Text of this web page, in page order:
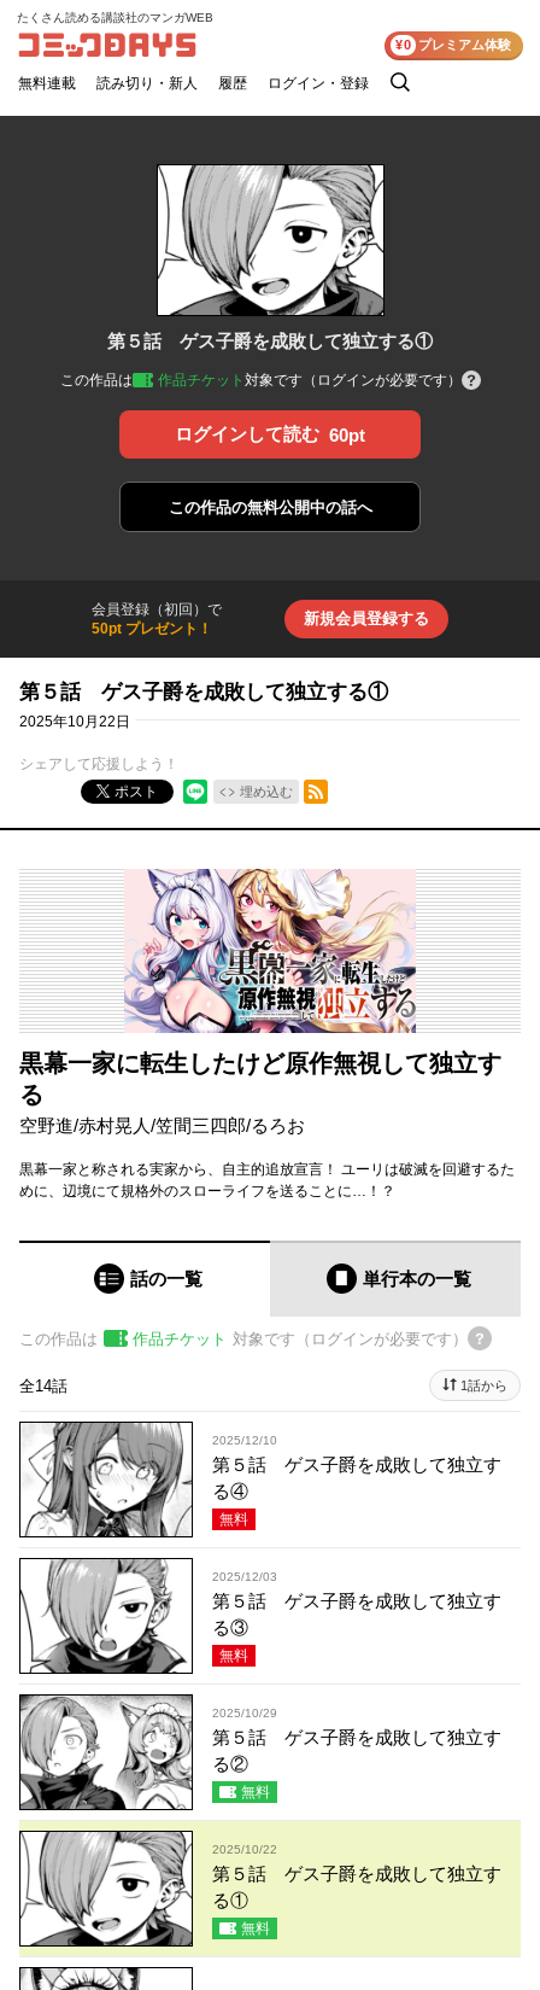
コミックDAYS
たくさん読める講談社のマンガWEB
無料連載 読み切り・新人 履歴 ログイン・登録
検
¥0 プレミアム体験
第５話 ゲス子爵を成敗して独立する①
この作品は 作品チケット 対象です（ログインが必要です）
ログインして読む 60pt
この作品の無料公開中の話へ
会員登録（初回）で
50pt プレゼント！
新規会員登録する
第５話 ゲス子爵を成敗して独立する①
2025年10月22日
シェアして応援しよう！
ポスト
埋め込む
RSSフィード
黒幕一家に転生したけど原作無視して独立す
る
空野進/赤村晃人/笠間三四郎/るろお
黒幕一家と称される実家から、自主的追放宣言！ ユーリは破滅を回避するた
めに、辺境にて規格外のスローライフを送ることに…！？
話の一覧 単行本の一覧
この作品は 作品チケット 対象です（ログインが必要です）
全14話 1話から
2025/12/10
第５話 ゲス子爵を成敗して独立す
る④
無料
2025/12/03
第５話 ゲス子爵を成敗して独立す
る③
無料
2025/10/29
第５話 ゲス子爵を成敗して独立す
る②
無料
2025/10/22
第５話 ゲス子爵を成敗して独立す
る①
無料